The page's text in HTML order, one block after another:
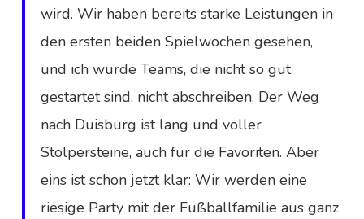
wird. Wir haben bereits starke Leistungen in
den ersten beiden Spielwochen gesehen,
und ich würde Teams, die nicht so gut
gestartet sind, nicht abschreiben. Der Weg
nach Duisburg ist lang und voller
Stolpersteine, auch für die Favoriten. Aber
eins ist schon jetzt klar: Wir werden eine
riesige Party mit der Fußballfamilie aus ganz